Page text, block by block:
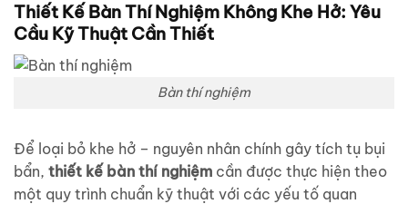
Thiết Kế Bàn Thí Nghiệm Không Khe Hở: Yêu
Cầu Kỹ Thuật Cần Thiết
Bàn thí nghiệm
Để loại bỏ khe hở – nguyên nhân chính gây tích tụ bụi
bẩn, thiết kế bàn thí nghiệm cần được thực hiện theo
một quy trình chuẩn kỹ thuật với các yếu tố quan